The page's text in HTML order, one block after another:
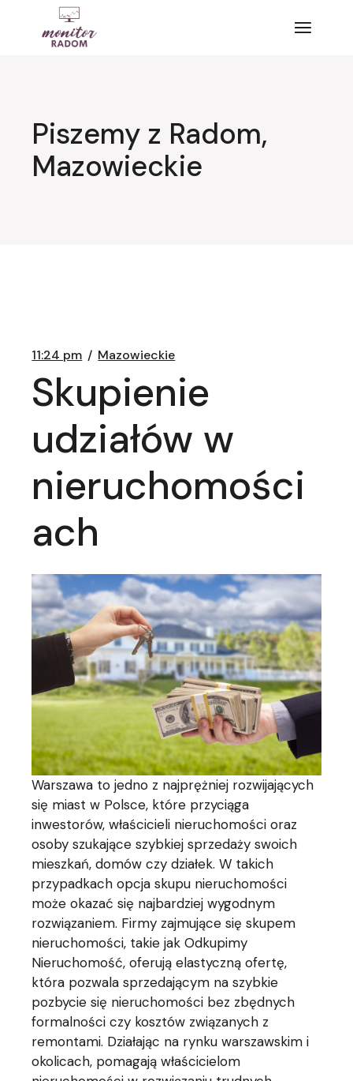
Piszemy z Radom,
Mazowieckie
11:24 pm Mazowieckie
Skupienie
udziałów w
nieruchomości
ach
Warszawa to jedno z najprężniej rozwijających
się miast w Polsce, które przyciąga
inwestorów, właścicieli nieruchomości oraz
osoby szukające szybkiej sprzedaży swoich
mieszkań, domów czy działek. W takich
przypadkach opcja skupu nieruchomości
może okazać się najbardziej wygodnym
rozwiązaniem. Firmy zajmujące się skupem
nieruchomości, takie jak Odkupimy
Nieruchomość, oferują elastyczną ofertę,
która pozwala sprzedającym na szybkie
pozbycie się nieruchomości bez zbędnych
formalności czy kosztów związanych z
remontami. Działając na rynku warszawskim i
okolicach, pomagają właścicielom